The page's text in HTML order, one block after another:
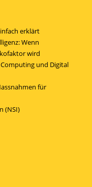
erklärt
Wenn
wird
und Digital
für
(NSI)